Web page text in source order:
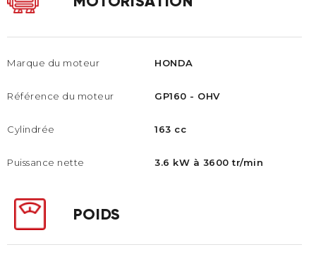
Marque du moteur
Référence du moteur
Cylindrée
Puissance nette
HONDA
GP160 - OHV​
163 cc
3.6 kW à 3600 tr/min
POIDS